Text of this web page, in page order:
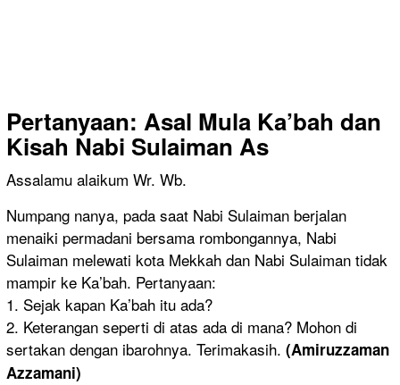
Pertanyaan: Asal Mula Ka’bah dan
Kisah Nabi Sulaiman As
Assalamu alaikum Wr. Wb.
Numpang nanya, pada saat Nabi Sulaiman berjalan
menaiki permadani bersama rombongannya, Nabi
Sulaiman melewati kota Mekkah dan Nabi Sulaiman tidak
mampir ke Ka’bah. Pertanyaan:
1. Sejak kapan Ka’bah itu ada?
2. Keterangan seperti di atas ada di mana? Mohon di
sertakan dengan ibarohnya. Terimakasih. (Amiruzzaman
Azzamani)